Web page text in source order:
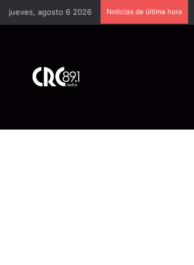
jueves, agosto 6 2026 Noticias de última hora